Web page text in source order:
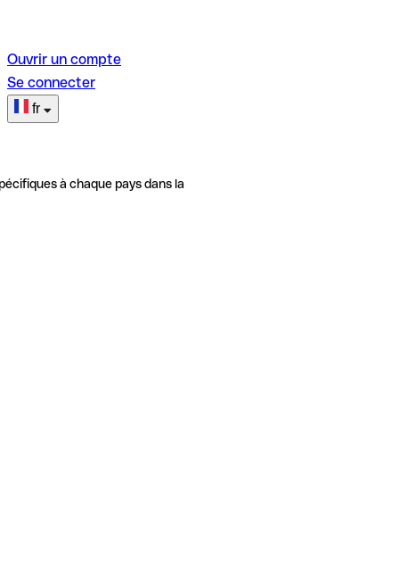
Ouvrir un compte
Se connecter
fr
à chaque pays dans la